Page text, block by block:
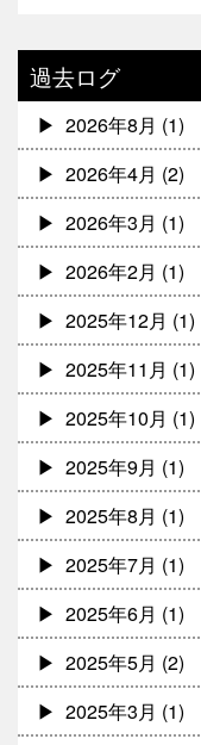
過去ログ
2026年8月 (1)
2026年4月 (2)
2026年3月 (1)
2026年2月 (1)
2025年12月 (1)
2025年11月 (1)
2025年10月 (1)
2025年9月 (1)
2025年8月 (1)
2025年7月 (1)
2025年6月 (1)
2025年5月 (2)
2025年3月 (1)